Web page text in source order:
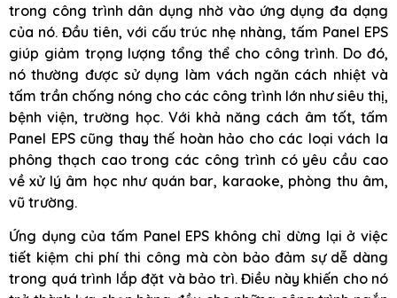
trong công trình dân dụng nhờ vào ứng dụng đa dạng
của nó. Đầu tiên, với cấu trúc nhẹ nhàng, tấm Panel EPS
giúp giảm trọng lượng tổng thể cho công trình. Do đó,
nó thường được sử dụng làm vách ngăn cách nhiệt và
tấm trần chống nóng cho các công trình lớn như siêu thị,
bệnh viện, trường học. Với khả năng cách âm tốt, tấm
Panel EPS cũng thay thế hoàn hảo cho các loại vách la
phông thạch cao trong các công trình có yêu cầu cao
về xử lý âm học như quán bar, karaoke, phòng thu âm,
vũ trường.
Ứng dụng của tấm Panel EPS không chỉ dừng lại ở việc
tiết kiệm chi phí thi công mà còn bảo đảm sự dễ dàng
trong quá trình lắp đặt và bảo trì. Điều này khiến cho nó